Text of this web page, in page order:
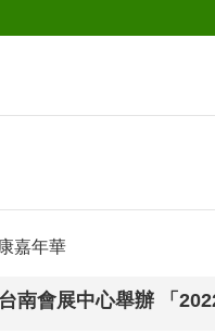
嘉年華
南會展中心舉辦 「